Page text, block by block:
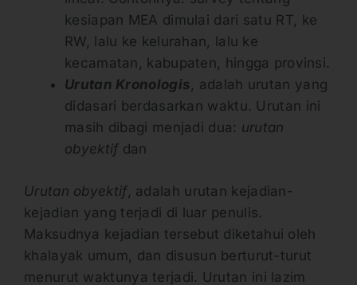
kesiapan MEA dimulai dari satu RT, ke
RW, lalu ke kelurahan, lalu ke
kecamatan, kabupaten, hingga provinsi.
Urutan Kronologis, adalah urutan yang
didasari berdasarkan waktu. Urutan ini
masih dibagi menjadi dua: urutan
obyektifdan
Urutan obyektif, adalah urutan kejadian-
kejadian yang terjadi di luar penulis.
Maksudnya kejadian tersebut diketahui oleh
khalayak umum, dan disusun berturut-turut
menurut waktunya terjadi. Urutan ini lazim